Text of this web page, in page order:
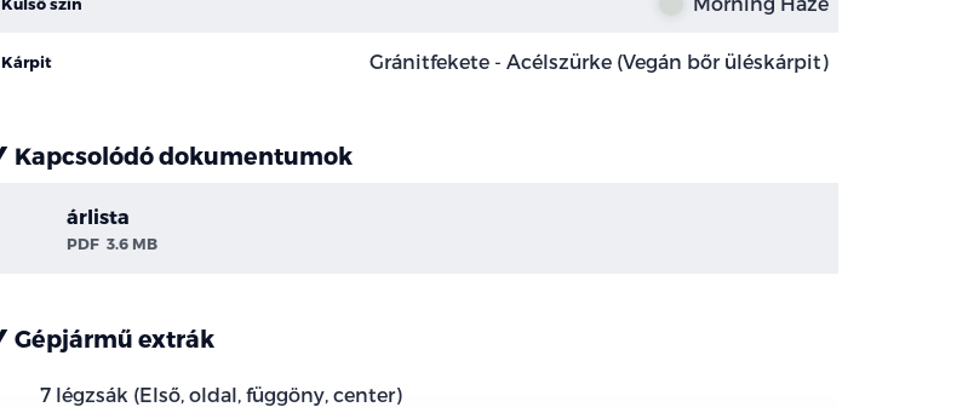
Kárpit Gránitfekete - Acélszürke (Vegán bőr üléskárpit)
Kapcsolódó dokumentumok
árlista
PDF 3.6 MB
Gépjármű extrák
7 légzsák (Első, oldal, függöny, center)